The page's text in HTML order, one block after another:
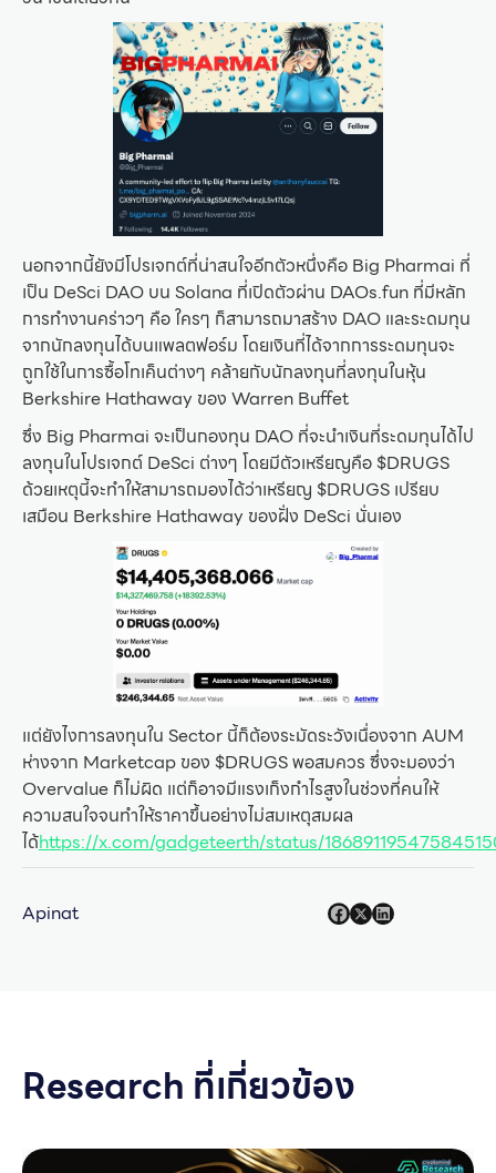
นอกจากนี้ยังมีโปรเจกต์ที่น่าสนใจอีกตัวหนึ่งคือ Big Pharmai ที่
เป็น DeSci DAO บน Solana ที่เปิดตัวผ่าน DAOs.fun ที่มีหลัก
การทำงานคร่าวๆ คือ ใครๆ ก็สามารถมาสร้าง DAO และระดมทุน
จากนักลงทุนได้บนแพลตฟอร์ม โดยเงินที่ได้จากการระดมทุนจะ
ถูกใช้ในการซื้อโทเค็นต่างๆ คล้ายกับนักลงทุนที่ลงทุนในหุ้น
Berkshire Hathaway ของ Warren Buffet
ซึ่ง Big Pharmai จะเป็นกองทุน DAO ที่จะนำเงินที่ระดมทุนได้ไป
ลงทุนในโปรเจกต์ DeSci ต่างๆ โดยมีตัวเหรียญคือ $DRUGS
ด้วยเหตุนี้จะทำให้สามารถมองได้ว่าเหรียญ $DRUGS เปรียบ
เสมือน Berkshire Hathaway ของฝั่ง DeSci นั่นเอง
แต่ยังไงการลงทุนใน Sector นี้ก็ต้องระมัดระวังเนื่องจาก AUM
ห่างจาก Marketcap ของ $DRUGS พอสมควร ซึ่งจะมองว่า
Overvalue ก็ไม่ผิด แต่ก็อาจมีแรงเก็งกำไรสูงในช่วงที่คนให้
ความสนใจจนทำให้ราคาขึ้นอย่างไม่สมเหตุสมผล
ได้https://x.com/gadgeteerth/status/
Apinat
Research ที่เกี่ยวข้อง